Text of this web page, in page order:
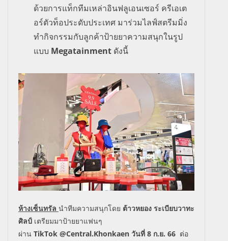
ด้วยการแท็กทีมเหล่าอินฟลูเอนเซอร์ ครีเอเต
อร์ตัวท็อประดับประเทศ มาร่วมไลฟ์สตรีมมิ่ง
ทำกิจกรรมกับลูกค้าป้ายยาความสนุกในรูป
แบบ Megatainment ดังนี้
ห้างเซ็นทรัล นำทีมความสนุกโดย ต้าวหยอง ระเบียบวาทะ
ศิลป์ เตรียมมาป้ายยาแฟนๆ
ผ่าน TikTok @Central.Khonkaen วันที่ 8 ก.ย. 66 ต่อ